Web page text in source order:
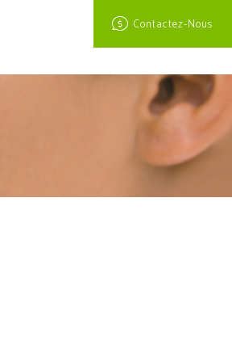
Contactez-Nous